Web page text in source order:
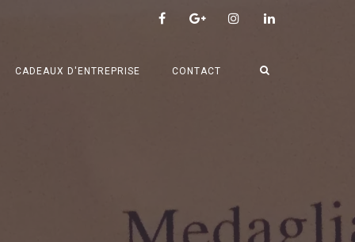
CADEAUX D'ENTREPRISE CONTACT